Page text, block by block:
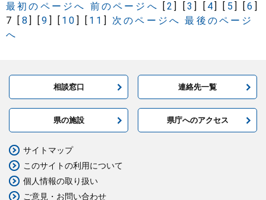
最初のページへ 前のページへ [2] [3] [ 4] [ 5 ] [6 ]
7
[ 8] [9 ] [ 10 ] [ 11 ] 次のページへ 最後のページ
へ
相談窓口 連絡先一覧
県の施設 県庁へのアクセス
サイトマップ
このサイトの利用について
個人情報の取り扱い
ご意見・お問い合わせ